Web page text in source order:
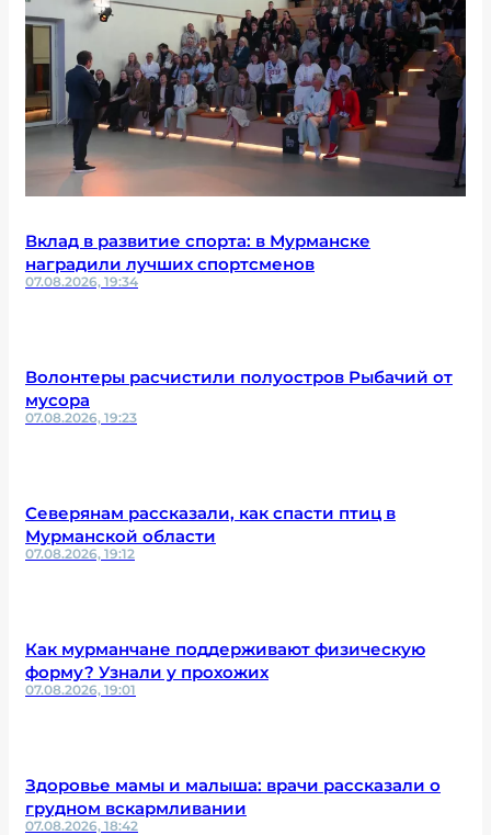
Вклад в развитие спорта: в Мурманске
наградили лучших спортсменов
07.08.2026, 19:34
Волонтеры расчистили полуостров Рыбачий от
мусора
07.08.2026, 19:23
Северянам рассказали, как спасти птиц в
Мурманской области
07.08.2026, 19:12
Как мурманчане поддерживают физическую
форму? Узнали у прохожих
07.08.2026, 19:01
Здоровье мамы и малыша: врачи рассказали о
грудном вскармливании
07.08.2026, 18:42